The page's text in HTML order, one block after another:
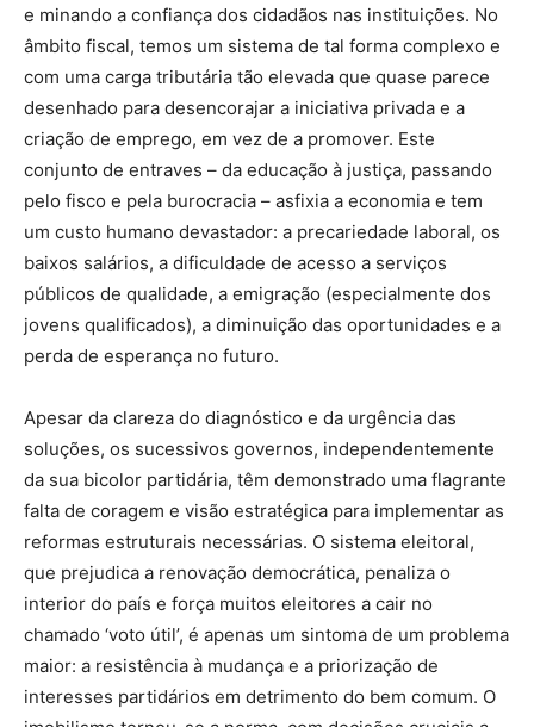
e minando a confiança dos cidadãos nas instituições. No
âmbito fiscal, temos um sistema de tal forma complexo e
com uma carga tributária tão elevada que quase parece
desenhado para desencorajar a iniciativa privada e a
criação de emprego, em vez de a promover. Este
conjunto de entraves – da educação à justiça, passando
pelo fisco e pela burocracia – asfixia a economia e tem
um custo humano devastador: a precariedade laboral, os
baixos salários, a dificuldade de acesso a serviços
públicos de qualidade, a emigração (especialmente dos
jovens qualificados), a diminuição das oportunidades e a
perda de esperança no futuro.
Apesar da clareza do diagnóstico e da urgência das
soluções, os sucessivos governos, independentemente
da sua bicolor partidária, têm demonstrado uma flagrante
falta de coragem e visão estratégica para implementar as
reformas estruturais necessárias. O sistema eleitoral,
que prejudica a renovação democrática, penaliza o
interior do país e força muitos eleitores a cair no
chamado ‘voto útil’, é apenas um sintoma de um problema
maior: a resistência à mudança e a priorização de
interesses partidários em detrimento do bem comum. O